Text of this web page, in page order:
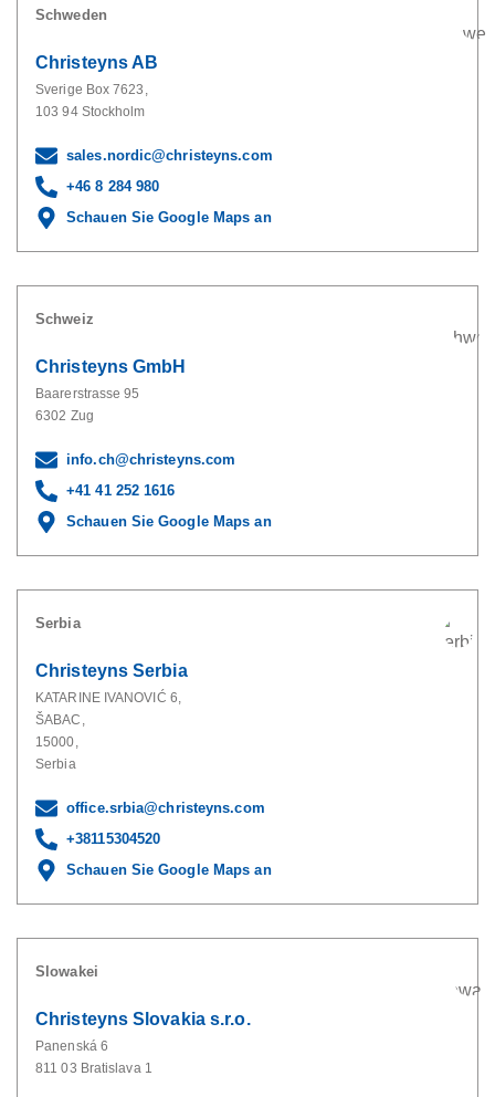
Schweden
Christeyns AB
Sverige Box 7623,
103 94 Stockholm
sales.nordic@christeyns.com
+46 8 284 980
Schauen Sie Google Maps an
Schweiz
Christeyns GmbH
Baarerstrasse 95
6302 Zug
info.ch@christeyns.com
+41 41 252 1616
Schauen Sie Google Maps an
Serbia
Christeyns Serbia
KATARINE IVANOVIĆ 6,
ŠABAC,
15000,
Serbia
office.srbia@christeyns.com
+38115304520
Schauen Sie Google Maps an
Slowakei
Christeyns Slovakia s.r.o.
Panenská 6
811 03 Bratislava 1